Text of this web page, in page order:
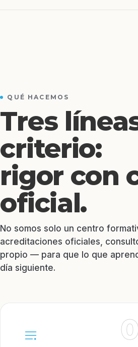
QUÉ HACEMOS
Tres
criterio:
rigor con
oficial.
No somos solo un centro
acreditaciones oficiales,
propio — para que lo que
día siguiente.